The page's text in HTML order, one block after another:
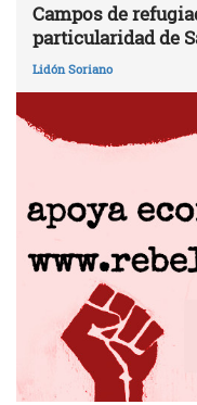
Campos de
particularidad de
Lidón Soriano